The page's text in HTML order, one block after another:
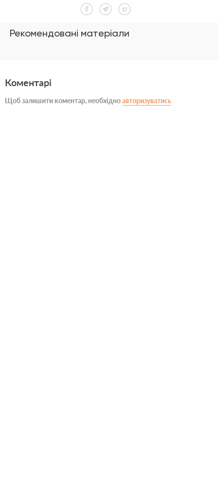
Рекомендовані матеріали
Коментарі
Щоб залишити коментар, необхідноавторизуватись